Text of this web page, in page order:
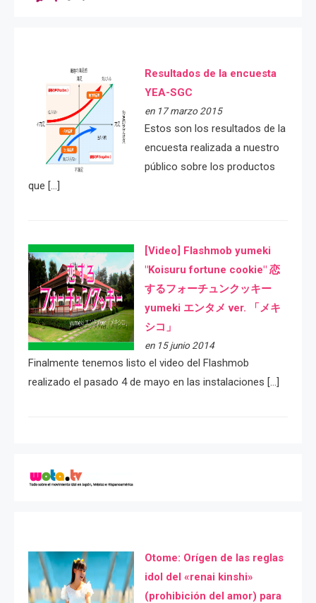
Resultados de la encuesta
YEA-SGC
en 17 marzo 2015
Estos son los resultados de la
encuesta realizada a nuestro
público sobre los productos
que […]
[Video] Flashmob yumeki
"Koisuru fortune cookie" 恋
するフォーチュンクッキー
yumeki エンタメ ver. 「メキ
シコ」
en 15 junio 2014
Finalmente tenemos listo el video del Flashmob
realizado el pasado 4 de mayo en las instalaciones […]
Otome: Orígen de las reglas
idol del «renai kinshi»
(prohibición del amor) para